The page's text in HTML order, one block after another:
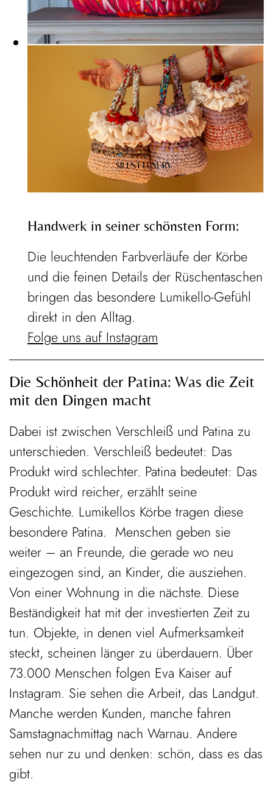
Handwerk in seiner schönsten Form:
Die leuchtenden Farbverläufe der Körbe
und die feinen Details der Rüschentaschen
bringen das besondere Lumikello-Gefühl
direkt in den Alltag.
Folge uns auf Instagram
Die Schönheit der Patina: Was die Zeit
mit den Dingen macht
Dabei ist zwischen Verschleiß und Patina zu
unterschieden. Verschleiß bedeutet: Das
Produkt wird schlechter. Patina bedeutet: Das
Produkt wird reicher, erzählt seine
Geschichte. Lumikellos Körbe tragen diese
besondere Patina. Menschen geben sie
weiter – an Freunde, die gerade wo neu
eingezogen sind, an Kinder, die ausziehen.
Von einer Wohnung in die nächste. Diese
Beständigkeit hat mit der investierten Zeit zu
tun. Objekte, in denen viel Aufmerksamkeit
steckt, scheinen länger zu überdauern. Über
73.000 Menschen folgen Eva Kaiser auf
Instagram. Sie sehen die Arbeit, das Landgut.
Manche werden Kunden, manche fahren
Samstagnachmittag nach Warnau. Andere
sehen nur zu und denken: schön, dass es das
gibt.